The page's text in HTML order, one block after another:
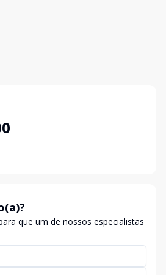
que um de nossos especialistas